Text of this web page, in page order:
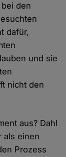
den
dafür,
und sie
nicht den
aus? Dahl
als einen
Prozess